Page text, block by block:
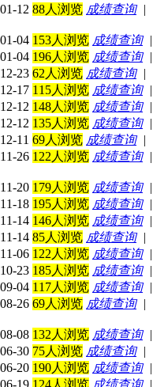
01-12 88人浏览 成绩查询|
01-04 153人浏览 成绩查询|
01-04 196人浏览 成绩查询|
12-23 62人浏览 成绩查询|
12-17 115人浏览 成绩查询|
12-12 148人浏览 成绩查询|
12-12 135人浏览 成绩查询|
12-11 69人浏览 成绩查询|
11-26 122人浏览 成绩查询|
11-20 179人浏览 成绩查询|
11-18 195人浏览 成绩查询|
11-14 146人浏览 成绩查询|
11-14 85人浏览 成绩查询|
11-06 122人浏览 成绩查询|
10-23 185人浏览 成绩查询|
09-04 117人浏览 成绩查询|
08-26 69人浏览 成绩查询|
08-08 132人浏览 成绩查询|
06-30 75人浏览 成绩查询|
06-20 190人浏览 成绩查询|
06-19 124人浏览 成绩查询|